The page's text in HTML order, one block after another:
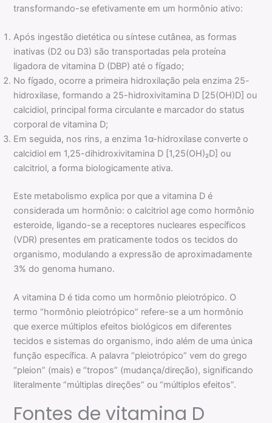
transformando-se efetivamente em um hormônio ativo:
Após ingestão dietética ou síntese cutânea, as formas
inativas (D2 ou D3) são transportadas pela proteína
ligadora de vitamina D (DBP) até o fígado;
No fígado, ocorre a primeira hidroxilação pela enzima 25-
hidroxilase, formando a 25-hidroxivitamina D [25(OH)D] ou
calcidiol, principal forma circulante e marcador do status
corporal de vitamina D;
Em seguida, nos rins, a enzima 1α-hidroxilase converte o
calcidiol em 1,25-dihidroxivitamina D [1,25(OH)₂D] ou
calcitriol, a forma biologicamente ativa.
Este metabolismo explica por que a vitamina D é
considerada um hormônio: o calcitriol age como hormônio
esteroide, ligando-se a receptores nucleares específicos
(VDR) presentes em praticamente todos os tecidos do
organismo, modulando a expressão de aproximadamente
3% do genoma humano.
A vitamina D é tida como um hormônio pleiotrópico. O
termo “hormônio pleiotrópico” refere-se a um hormônio
que exerce múltiplos efeitos biológicos em diferentes
tecidos e sistemas do organismo, indo além de uma única
função específica. A palavra “pleiotrópico” vem do grego
“pleion” (mais) e “tropos” (mudança/direção), significando
literalmente “múltiplas direções” ou “múltiplos efeitos”.
Fontes de vitamina D